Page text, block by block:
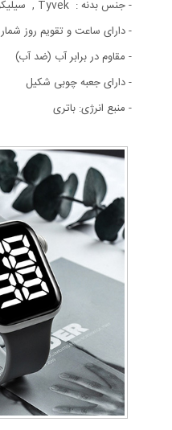
- جنس بدنه : Tyvek , سیلیکون
- دارای ساعت و تقویم روز شمار
- مقاوم در برابر آب (ضد آب)
- دارای جعبه چوبی شکیل
- منبع انرژی: باتری